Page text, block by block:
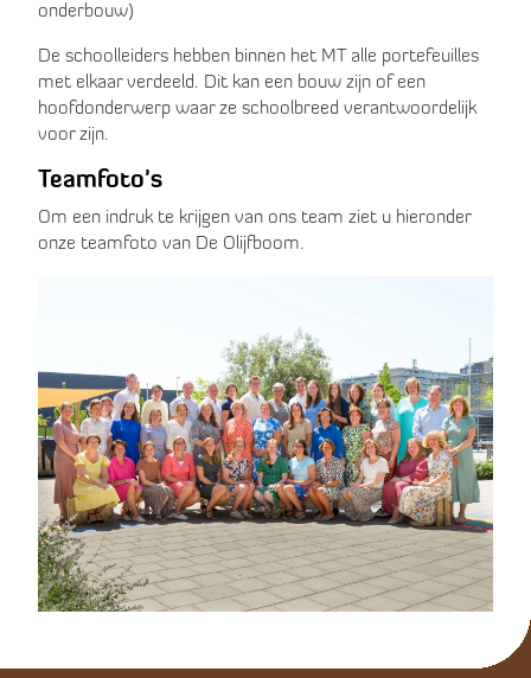
onderbouw)
De schoolleiders hebben binnen het MT alle portefeuilles
met elkaar verdeeld. Dit kan een bouw zijn of een
hoofdonderwerp waar ze schoolbreed verantwoordelijk
voor zijn.
Teamfoto's
Om een indruk te krijgen van ons team ziet u hieronder
onze teamfoto van De Olijfboom.